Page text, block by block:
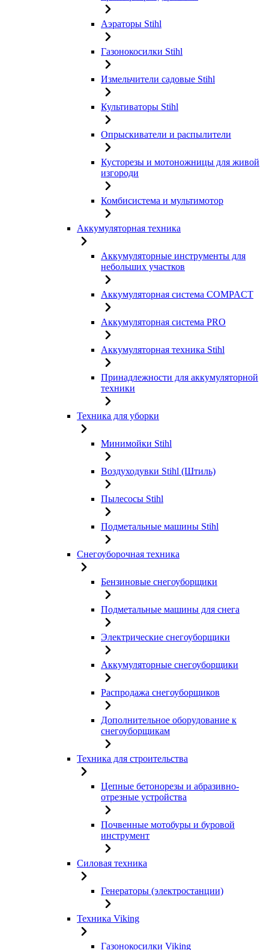
Аэраторы Stihl
Газонокосилки Stihl
Измельчители садовые Stihl
Культиваторы Stihl
Опрыскиватели и распылители
Кусторезы и мотоножницы для живой
изгороди
Комбисистема и мультимотор
Аккумуляторная техника
Аккумуляторные инструменты для
небольших участков
Аккумуляторная система COMPACT
Аккумуляторная система PRO
Аккумуляторная техника Stihl
Принадлежности для аккумуляторной
техники
Техника для уборки
Минимойки Stihl
Воздуходувки Stihl (Штиль)
Пылесосы Stihl
Подметальные машины Stihl
Снегоуборочная техника
Бензиновые снегоуборщики
Подметальные машины для снега
Электрические снегоуборщики
Аккумуляторные снегоуборщики
Распродажа снегоуборщиков
Дополнительное оборудование к
снегоуборщикам
Техника для строительства
Цепные бетонорезы и абразивно-
отрезные устройства
Почвенные мотобуры и буровой
инструмент
Силовая техника
Генераторы (электростанции)
Техника Viking
Газонокосилки Viking